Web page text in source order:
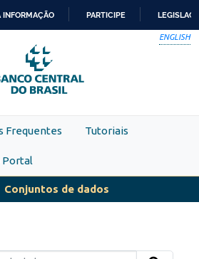
PARA
O
CONTEÚDO
INFORMAÇÃO PARTICIPE
ENGLISH
Frequentes Tutoriais
Portal
Conjuntos de dados